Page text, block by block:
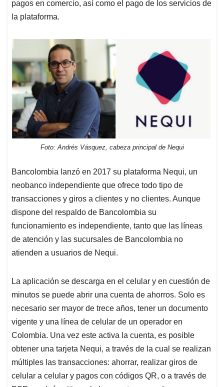
pagos en comercio, así como el pago de los servicios de
la plataforma.
Foto: Andrés Vásquez, cabeza principal de Nequi
Bancolombia lanzó en 2017 su plataforma Nequi, un
neobanco independiente que ofrece todo tipo de
transacciones y giros a clientes y no clientes. Aunque
dispone del respaldo de Bancolombia su
funcionamiento es independiente, tanto que las líneas
de atención y las sucursales de Bancolombia no
atienden a usuarios de Nequi.
La aplicación se descarga en el celular y en cuestión de
minutos se puede abrir una cuenta de ahorros. Solo es
necesario ser mayor de trece años, tener un documento
vigente y una línea de celular de un operador en
Colombia. Una vez este activa la cuenta, es posible
obtener una tarjeta Nequi, a través de la cual se realizan
múltiples las transacciones: ahorrar, realizar giros de
celular a celular y pagos con códigos QR, o a través de